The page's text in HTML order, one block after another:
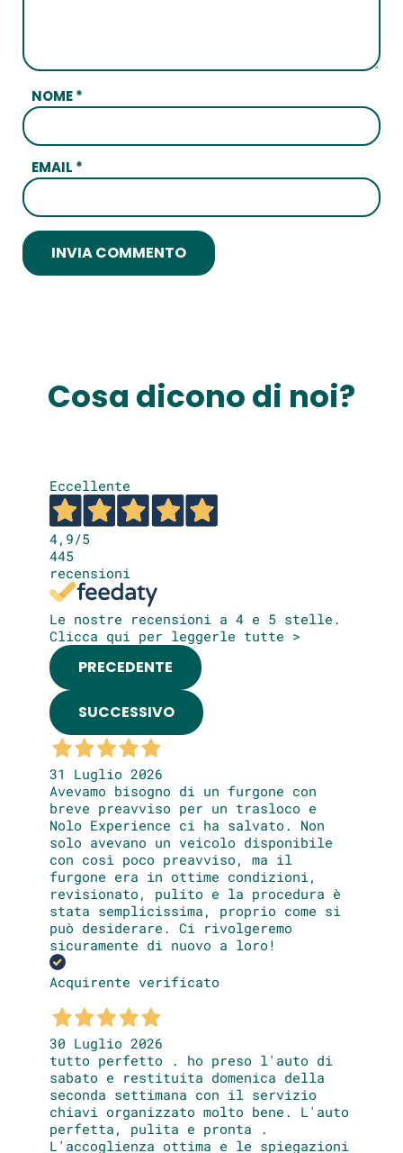
NOME*
EMAIL *
Cosa dicono di noi?
Eccellente
4,9/5
445
recensioni
Le nostre recensioni a 4 e 5 stelle.
Clicca qui per leggerle tutte >
PRECEDENTE
SUCCESSIVO
31 Luglio 2026
Avevamo bisogno di un furgone con
breve preavviso per un trasloco e
Nolo Experience ci ha salvato. Non
solo avevano un veicolo disponibile
con così poco preavviso, ma il
furgone era in ottime condizioni,
revisionato, pulito e la procedura è
stata semplicissima, proprio come si
può desiderare. Ci rivolgeremo
sicuramente di nuovo a loro!
Acquirente verificato
30 Luglio 2026
tutto perfetto . ho preso l'auto di
sabato e restituita domenica della
seconda settimana con il servizio
chiavi organizzato molto bene. L'auto
perfetta, pulita e pronta .
L'accoglienza ottima e le spiegazioni